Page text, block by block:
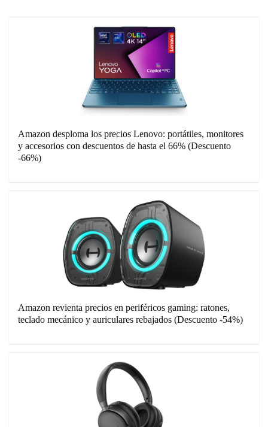
Amazon desploma los precios Lenovo: portátiles, monitores
y accesorios con descuentos de hasta el 66% (Descuento
-66%)
Amazon revienta precios en periféricos gaming: ratones,
teclado mecánico y auriculares rebajados (Descuento -54%)